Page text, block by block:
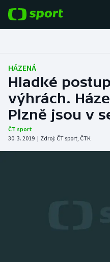
Fotbal
Hokej
Tenis
Atletika
HÁZENÁ
Hladké
výhrách.
Plzně jsou v
ČT sport
30. 3. 2019 | Zdroj: ČT sport, ČTK